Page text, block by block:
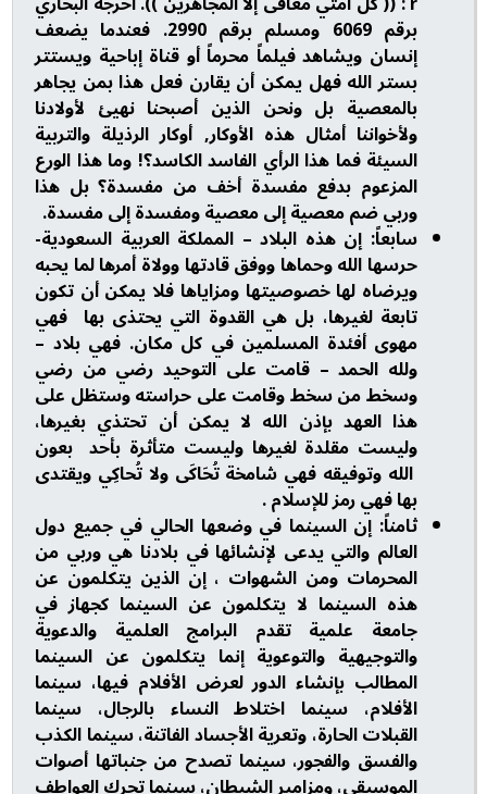
برقم 6069 ومسلم برقم 2990. فعندما يضعف
إنسان ويشاهد فيلماً محرماً أو قناة إباحية ويستتر
بستر الله فهل يمكن أن يقارن فعل هذا بمن يجاهر
بالمعصية بل ونحن الذين أصبحنا نهيئ لأولادنا
ولأخواننا أمثال هذه الأوكار, أوكار الرذيلة والتربية
السيئة فما هذا الرأي الفاسد الكاسد؟! وما هذا الورع
المزعوم بدفع مفسدة أخف من مفسدة؟ بل هذا
وربي ضم معصية إلى معصية ومفسدة إلى مفسدة.
سابعاً: إن هذه البلاد – المملكة العربية السعودية-
حرسها الله وحماها ووفق قادتها وولاة أمرها لما يحبه
ويرضاه لها خصوصيتها ومزاياها فلا يمكن أن تكون
تابعة لغيرها، بل هي القدوة التي يحتذى بها فهي
مهوى أفئدة المسلمين في كل مكان. فهي بلاد –
ولله الحمد – قامت على التوحيد رضي من رضي
وسخط من سخط وقامت على حراسته وستظل على
هذا العهد بإذن الله لا يمكن أن تحتذي بغيرها،
وليست مقلدة لغيرها وليست متأثرة بأحد بعون
الله وتوفيقه فهي شامخة تُحَاكَى ولا تُحاكِي ويقتدى
بها فهي رمز للإسلام .
ثامناً: إن السينما في وضعها الحالي في جميع دول
العالم والتي يدعى لإنشائها في بلادنا هي وربي من
المحرمات ومن الشهوات ، إن الذين يتكلمون عن
هذه السينما لا يتكلمون عن السينما كجهاز في
جامعة علمية تقدم البرامج العلمية والدعوية
والتوجيهية والتوعوية إنما يتكلمون عن السينما
المطالب بإنشاء الدور لعرض الأفلام فيها، سينما
الأفلام، سينما اختلاط النساء بالرجال، سينما
القبلات الحارة، وتعرية الأجساد الفاتنة، سينما الكذب
والفسق والفجور، سينما تصدح من جنباتها أصوات